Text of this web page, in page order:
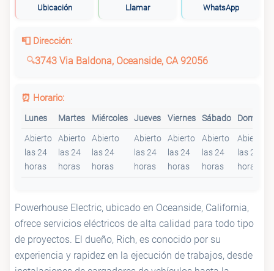
Ubicación Llamar WhatsApp
📮 Dirección:
3743 Via Baldona, Oceanside, CA 92056
⏰ Horario:
Lunes Martes Miércoles Jueves Viernes Sábado Domingo
Abierto
las 24
horas
Abierto
las 24
horas
Abierto
las 24
horas
Abierto
las 24
horas
Abierto
las 24
horas
Abierto
las 24
horas
Abierto
las 24
horas
Powerhouse Electric, ubicado en Oceanside, California,
ofrece servicios eléctricos de alta calidad para todo tipo
de proyectos. El dueño, Rich, es conocido por su
experiencia y rapidez en la ejecución de trabajos, desde